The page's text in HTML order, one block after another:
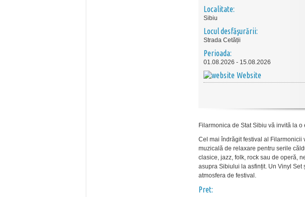
Localitate:
Sibiu
Locul desfăşurării:
Strada Cetății
Perioada:
01.08.2026 - 15.08.2026
Website
Filarmonica de Stat Sibiu vă invită la
Cel mai îndrăgitfestival al Filarmonicii
muzicală de relaxare pentru serile
clasice, jazz, folk, rock sau de operă,
asupra Sibiului la asfințit. Un Vinyl Set
atmosfera de festival.
Pret: